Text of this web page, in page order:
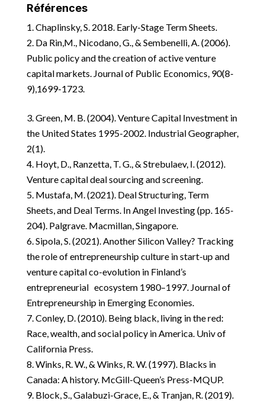
Références
Chaplinsky, S. 2018. Early-Stage Term Sheets.
Da Rin,M., Nicodano, G., & Sembenelli, A. (2006).
Public policy and the creation of active venture
capital markets. Journal of Public Economics, 90(8-
9),1699-1723.
Green, M. B. (2004). Venture Capital Investment in
the United States 1995-2002. Industrial Geographer,
2(1).
Hoyt, D., Ranzetta, T. G., & Strebulaev, I. (2012).
Venture capital deal sourcing and screening.
Mustafa, M. (2021). Deal Structuring, Term
Sheets, and Deal Terms. In Angel Investing (pp. 165-
204). Palgrave. Macmillan, Singapore.
Sipola, S. (2021). Another Silicon Valley? Tracking
the role of entrepreneurship culture in start-up and
venture capital co-evolution in Finland’s
entrepreneurial ecosystem 1980–1997. Journal of
Entrepreneurship in Emerging Economies.
Conley, D. (2010). Being black, living in the red:
Race, wealth, and social policy in America. Univ of
California Press.
Winks, R. W., & Winks, R. W. (1997). Blacks in
Canada: A history. McGill-Queen’s Press-MQUP.
Block, S., Galabuzi-Grace, E., & Tranjan, R. (2019).